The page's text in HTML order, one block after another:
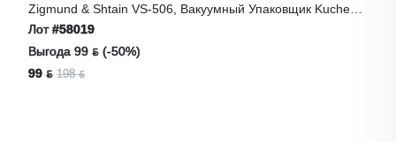
Zigmund & Shtain VS-506, Вакуумный Упаковщик Kuchen-
Profi
Лот#58019
Выгода 99 ƃ (-50%)
99 ƃ 198 ƃ